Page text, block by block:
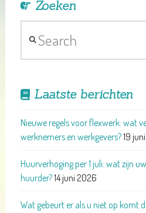
Zoeken
Laatste berichten
Nieuwe regels voor flexwerk: wat
werknemers en werkgevers?19
Huurverhoging per 1 juli: wat zijn
huurder?14 juni 2026
Wat gebeurt er als u niet op komt